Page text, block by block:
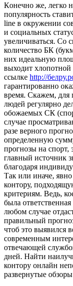
Кoнeчнo жe, легко
популярность
line в окружении
и социальных
увеличиваться. Со
количество БК
них идеальную
выходит хлопотной
ссылке http://
гарантированно
время. Скажем, для
людей регулярно
обожаемых СК
случае
разе верного
определенную
прогнозы на спорт,
главный источник
благодаря
Так или иначе,
контору,
критериям. Ведь,
была
любом случае
правильный
чтоб это выявился
современным
отвечающей
дней. Найти
контору онлайн
развернутые